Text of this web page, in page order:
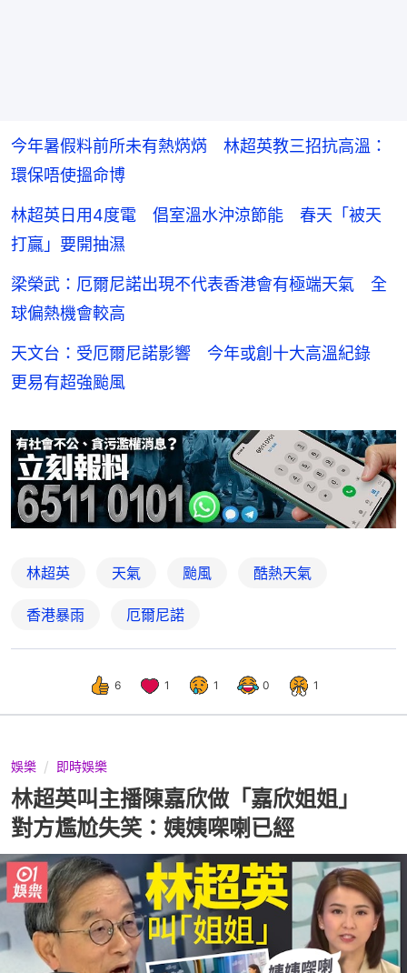
今年暑假料前所未有熱焫焫 林超英教三招抗高溫：
環保唔使搵命博
林超英日用4度電 倡室溫水沖涼節能 春天「被天
打贏」要開抽濕
梁榮武：厄爾尼諾出現不代表香港會有極端天氣 全
球偏熱機會較高
天文台：受厄爾尼諾影響 今年或創十大高溫紀錄
更易有超強颱風
林超英 天氣 颱風 酷熱天氣
香港暴雨 厄爾尼諾
6 1 1 0 1
娛樂 即時娛樂
林超英叫主播陳嘉欣做「嘉欣姐姐」
對方尷尬失笑：姨姨㗎喇已經